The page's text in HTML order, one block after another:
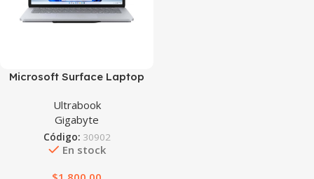
Microsoft Surface Laptop
Ultrabook
Gigabyte
Código: 30902
En stock